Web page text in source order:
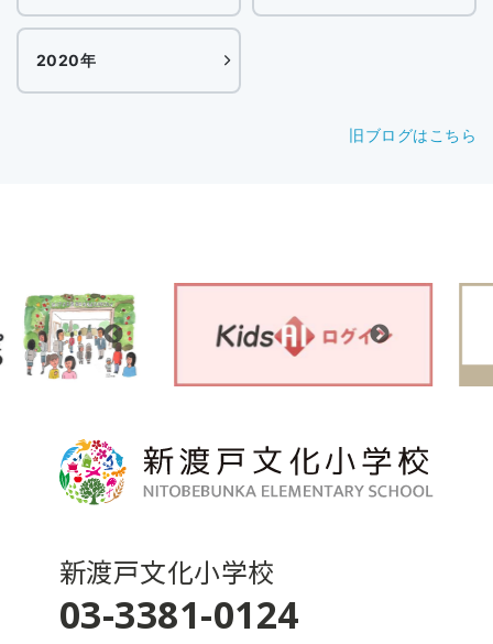
2020年
旧ブログはこちら
新渡戸文化小学校
03-3381-0124